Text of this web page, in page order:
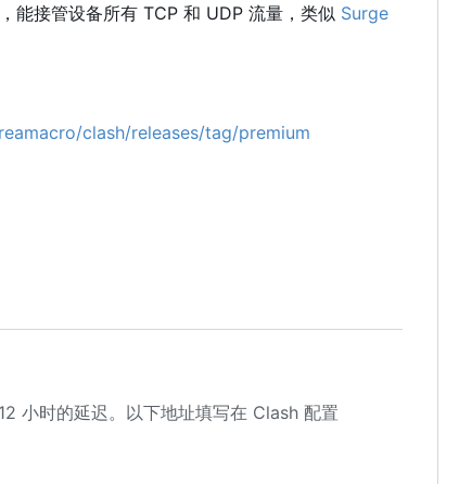
，能接管设备所有 TCP 和 UDP 流量，类似 Surge
clash/releases/tag/premium
小时的延迟。以下地址填写在 Clash 配置